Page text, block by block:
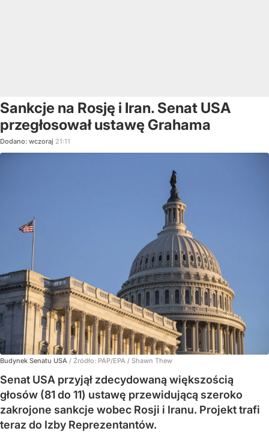
Sankcje na Rosję i Iran. Senat USA
przegłosował ustawę Grahama
Dodano: wczoraj 21:11
Budynek Senatu USA / Źródło: PAP/EPA / Shawn Thew
Senat USA przyjął zdecydowaną większością
głosów (81 do 11) ustawę przewidującą szeroko
zakrojone sankcje wobec Rosji i Iranu. Projekt trafi
teraz do Izby Reprezentantów.